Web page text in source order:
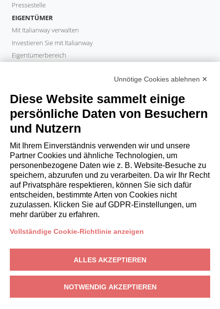
Pressestelle
EIGENTÜMER
Mit Italianway verwalten
Investieren Sie mit Italianway
Eigentümerbereich
Italianway Academy
GÄSTE
Aufenthalt buchen
Langzeitaufenthalte
Gästeerlebnisse
Rabatte fuer gaeste
Bedingungen für Unternehmen
booking@italianway.house
+390286882952
USt-IdNr.: 08839180968 -PMI Innovativa
Datenschutz-Bedingungen-Cookies-Whistleblowing
Unnötige Cookies ablehnen ✕
Diese Website sammelt einige
persönliche Daten von Besuchern
und Nutzern
Mit Ihrem Einverständnis verwenden wir und unsere
Partner Cookies und ähnliche Technologien, um
personenbezogene Daten wie z. B. Website-Besuche zu
speichern, abzurufen und zu verarbeiten. Da wir Ihr Recht
auf Privatsphäre respektieren, können Sie sich dafür
entscheiden, bestimmte Arten von Cookies nicht
zuzulassen. Klicken Sie auf GDPR-Einstellungen, um
mehr darüber zu erfahren.
Vollständige Cookie-Richtlinie anzeigen
ALLES AKZEPTIEREN
NOTWENDIG AKZEPTIEREN